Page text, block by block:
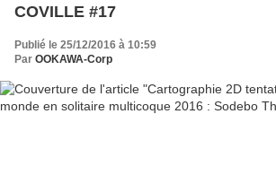
COVILLE #17
Publié le 25/12/2016 à 10:59
Par OOKAWA-Corp